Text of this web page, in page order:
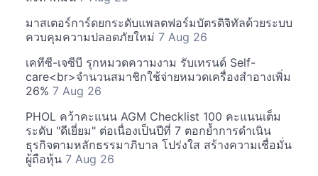
มาสเตอร์การ์ดยกระดับแพลตฟอร์มบัตรดิจิทัลด้วยระบบ
ควบคุมความปลอดภัยใหม่ 7 Aug 26
เคทีซี-เจซีบี รุกหมวดความงาม รับเทรนด์ Self-
care<br>จำนวนสมาชิกใช้จ่ายหมวดเครื่องสำอางเพิ่ม
26% 7 Aug 26
PHOL คว้าคะแนน AGM Checklist 100 คะแนนเต็ม
ระดับ "ดีเยี่ยม" ต่อเนื่องเป็นปีที่ 7 ตอกย้ำการดำเนิน
ธุรกิจตามหลักธรรมาภิบาล โปร่งใส สร้างความเชื่อมั่น
ผู้ถือหุ้น 7 Aug 26